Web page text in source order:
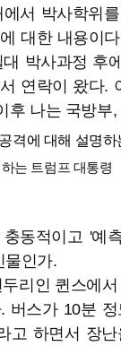
서 박사학위
대한 내용이
박사과정 후
연락이 왔다.
후 나는 국방부
는 트럼프 대통령
동적이고 '예
물인가.
리인 퀸스에
버스가 10분
고 하면서 장